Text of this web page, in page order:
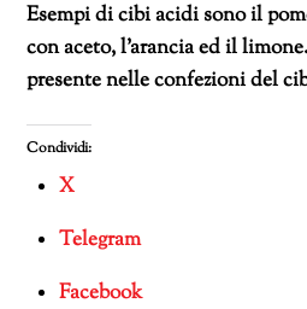
Esempi di cibi acidi sono il
con aceto, l’arancia ed il
presente nelle confezioni del
Condividi:
X
Telegram
Facebook